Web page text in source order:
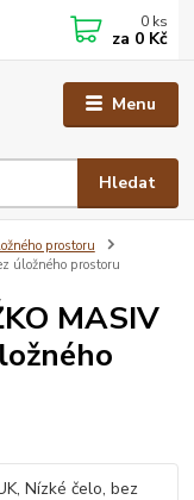
Menu
Hledat
0 ks
za 0 Kč
prostoru
úložného prostoru
MASIV